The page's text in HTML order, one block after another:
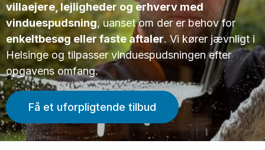
villaejere, lejligheder og erhverv med
vinduespudsning, uanset om der er behov for
enkeltbesøg eller faste aftaler. Vi kører jævnligt i
Helsinge og tilpasser vinduespudsningen efter
opgavens omfang.
Få et uforpligtende tilbud